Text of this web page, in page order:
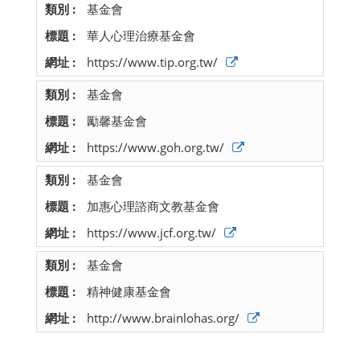
基金會
華人心理治療基金會
https://www.tip.org.tw/
基金會
勵馨基金會
https://www.goh.org.tw/
基金會
加惠心理諮商文教基金會
https://www.jcf.org.tw/
基金會
精神健康基金會
http://www.brainlohas.org/